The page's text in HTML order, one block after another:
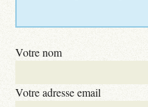
Votre nom
Votre adresse email